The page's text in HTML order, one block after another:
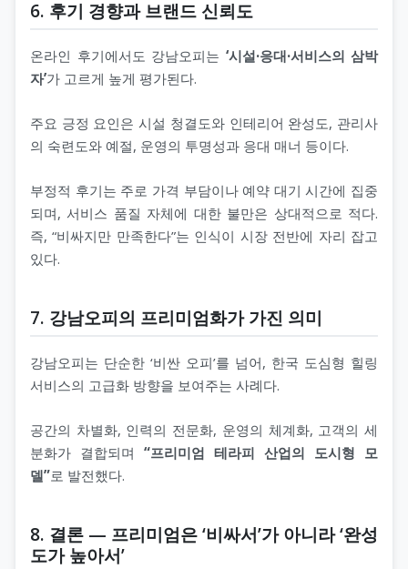
6. 후기 경향과 브랜드 신뢰도
온라인 후기에서도 강남오피는 ‘시설·응대·서비스의 삼박
자’가 고르게 높게 평가된다.
주요 긍정 요인은 시설 청결도와 인테리어 완성도, 관리사
의 숙련도와 예절, 운영의 투명성과 응대 매너 등이다.
부정적 후기는 주로 가격 부담이나 예약 대기 시간에 집중
되며, 서비스 품질 자체에 대한 불만은 상대적으로 적다.
즉, “비싸지만 만족한다”는 인식이 시장 전반에 자리 잡고
있다.
7. 강남오피의 프리미엄화가 가진 의미
강남오피는 단순한 ‘비싼 오피’를 넘어, 한국 도심형 힐링
서비스의 고급화 방향을 보여주는 사례다.
공간의 차별화, 인력의 전문화, 운영의 체계화, 고객의 세
분화가 결합되며 “프리미엄 테라피 산업의 도시형 모
델”로 발전했다.
8. 결론 — 프리미엄은 ‘비싸서’가 아니라 ‘완성
도가 높아서’